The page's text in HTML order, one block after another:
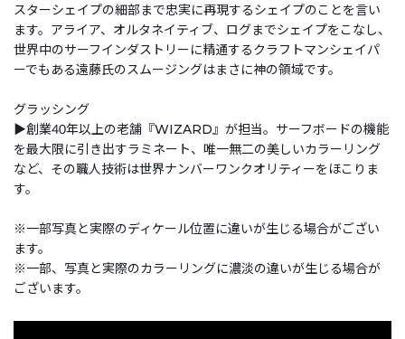
スターシェイプの細部まで忠実に再現するシェイプのことを言い
ます。アライア、オルタネイティブ、ログまでシェイプをこなし、
世界中のサーフインダストリーに精通するクラフトマンシェイパ
ーでもある遠藤氏のスムージングはまさに神の領域です。
グラッシング
▶創業40年以上の老舗『WIZARD』が担当。サーフボードの機能
を最大限に引き出すラミネート、唯一無二の美しいカラーリング
など、その職人技術は世界ナンバーワンクオリティーをほこりま
す。
※一部写真と実際のディケール位置に違いが生じる場合がござい
ます。
※一部、写真と実際のカラーリングに濃淡の違いが生じる場合が
ございます。